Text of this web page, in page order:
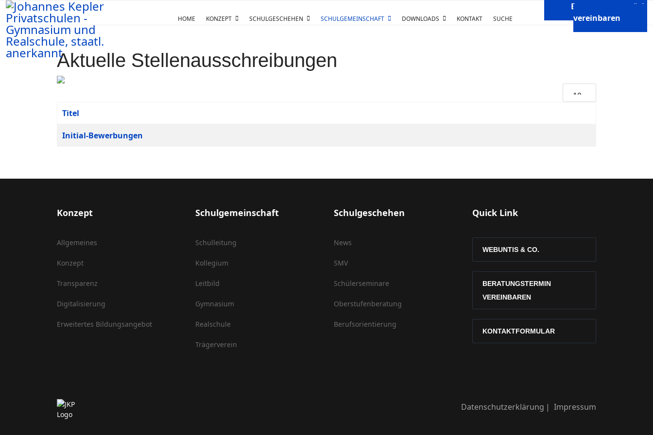
Beratungsgespräch
vereinbaren
HOME KONZEPT SCHULGESCHEHEN SCHULGEMEINSCHAFT DOWNLOADS KONTAKT SUCHE
Aktuelle Stellenausschreibungen
Titel
Initial-Bewerbungen
Konzept
Allgemeines
Konzept
Transparenz
Digitalisierung
Erweitertes Bildungsangebot
Schulgemeinschaft
Schulleitung
Kollegium
Leitbild
Gymnasium
Realschule
Trägerverein
Schulgeschehen
News
SMV
Schülerseminare
Oberstufenberatung
Berufsorientierung
Quick Link
WEBUNTIS & CO.
BERATUNGSTERMIN
VEREINBAREN
KONTAKTFORMULAR
Datenschutzerklärung Impressum